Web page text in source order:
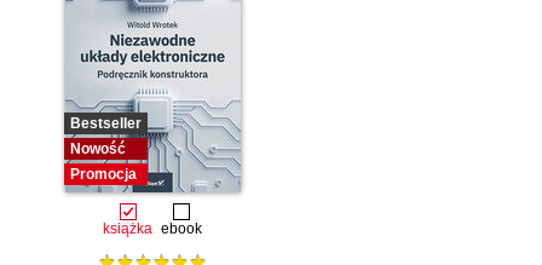
Bestseller
Nowość
Promocja
książka ebook